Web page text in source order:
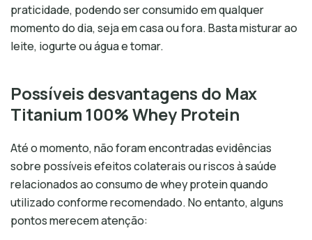
praticidade, podendo ser consumido em qualquer
momento do dia, seja em casa ou fora. Basta misturar ao
leite, iogurte ou água e tomar.
Possíveis desvantagens do Max
Titanium 100% Whey Protein
Até o momento, não foram encontradas evidências
sobre possíveis efeitos colaterais ou riscos à saúde
relacionados ao consumo de whey protein quando
utilizado conforme recomendado. No entanto, alguns
pontos merecem atenção: